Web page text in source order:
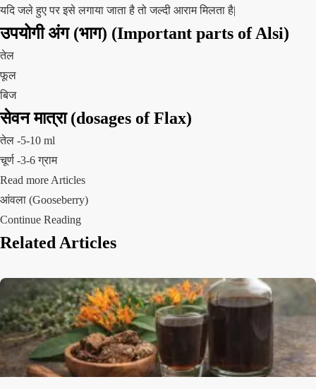
यदि जले हुए पर इसे लगाया जाता है तो जल्दी आराम मिलता है|
उपयोगी अंग (भाग) (Important parts of Alsi)
तेल
फूल
बिज
सेवन मात्रा(dosages of Flax)
तेल -5-10 ml
चूर्ण -3-6 ग्राम
Read more Articles
आंवला (Gooseberry)
Continue Reading
Related Articles